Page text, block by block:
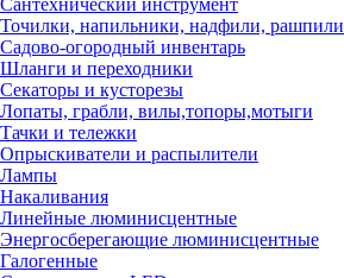
Сантехнический инструмент
Точилки, напильники, надфили, рашпили
Садово-огородный инвентарь
Шланги и переходники
Секаторы и кусторезы
Лопаты, грабли, вилы,топоры,мотыги
Тачки и тележки
Опрыскиватели и распылители
Лампы
Накаливания
Линейные люминисцентные
Энергосберегающие люминисцентные
Галогенные